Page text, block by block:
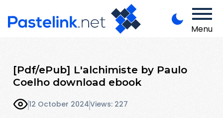
Menu
[Pdf/ePub] L'alchimiste by Paulo
Coelho download ebook
12 October 2024Views: 227